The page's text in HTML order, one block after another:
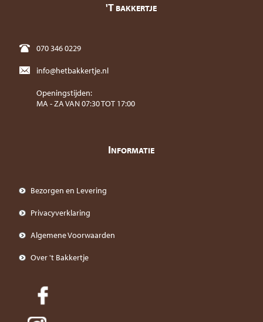
'T BAKKERTJE
070 346 0229
info@hetbakkertje.nl
Openingstijden:
MA - ZA VAN 07:30 TOT 17:00
INFORMATIE
Bezorgen en Levering
Privacyverklaring
Algemene Voorwaarden
Over 't Bakkertje